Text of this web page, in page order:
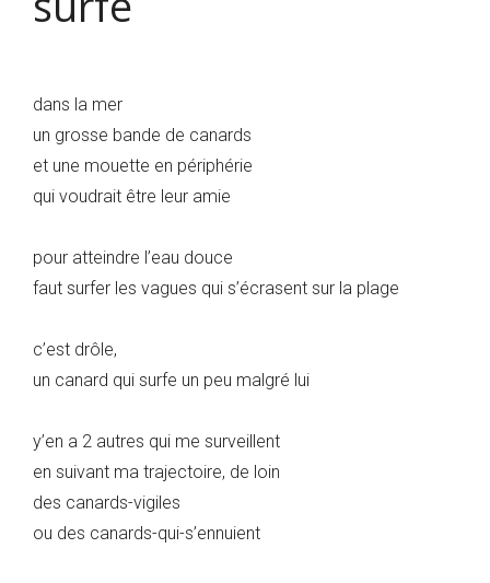
dans la mer
un grosse bande de canards
et une mouette en périphérie
qui voudrait être leur amie
pour atteindre l’eau douce
faut surfer les vagues qui s’écrasent sur la plage
c’est drôle,
un canard qui surfe un peu malgré lui
y’en a 2 autres qui me surveillent
en suivant ma trajectoire, de loin
des canards-vigiles
ou des canards-qui-s’ennuient